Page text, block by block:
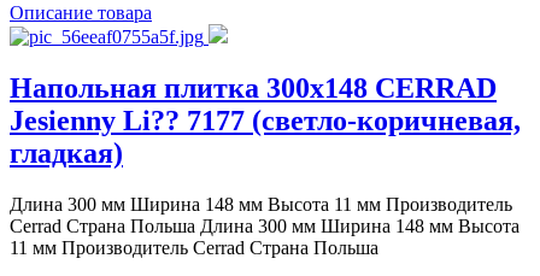
Описание товара
Напольная плитка 300x148 CERRAD
Jesienny Li?? 7177 (светло-коричневая,
гладкая)
Длина 300 мм Ширина 148 мм Высота 11 мм Производитель
Cerrad Страна Польша Длина 300 мм Ширина 148 мм Высота
11 мм Производитель Cerrad Страна Польша